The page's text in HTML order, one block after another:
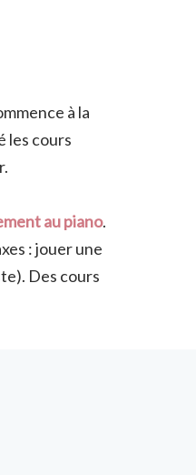
à la
les cours
au piano.
: jouer une
Des cours